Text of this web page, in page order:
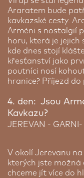
Parkování
GO Parking
Araratem bude
kavkazské cesty.
Arméni s nostalgií
horu, která je jejich
kde dnes stojí
křesťanství jako
poutníci nosí
hranice? Příjezd do
4. den: Jsou
Kavkazu?
JEREVAN - GARNI-
V okolí Jerevanu
kterých jste možná
chceme jít více do